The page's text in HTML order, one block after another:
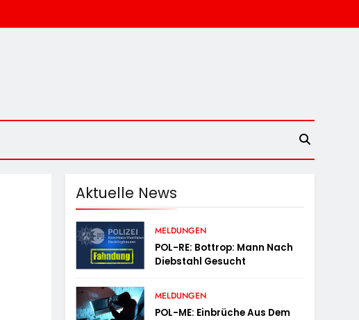
Aktuelle News
MELDUNGEN
POL-RE: Bottrop: Mann Nach
Diebstahl Gesucht
MELDUNGEN
POL-ME: Einbrüche Aus Dem